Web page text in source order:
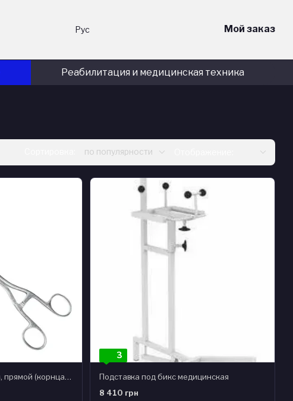
Рус Мой заказ
Реабилитация и медицинская техника
по популярности
Зажим Sims-Maier, 28 см, прямой (корнцанг), J-18-055
3
Подставка под бикс медицинская
8 410 грн